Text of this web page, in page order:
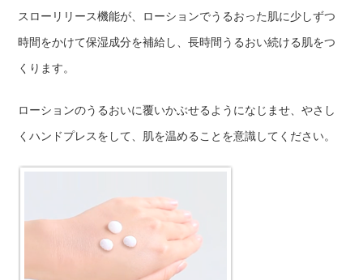
スローリリース機能が、ローションでうるおった肌に少しずつ
時間をかけて保湿成分を補給し、長時間うるおい続ける肌をつ
くります。
ローションのうるおいに覆いかぶせるようになじませ、やさし
くハンドプレスをして、肌を温めることを意識してください。